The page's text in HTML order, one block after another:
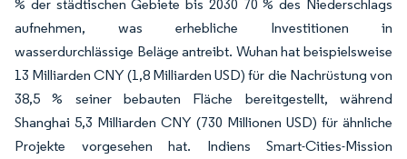
% der städtischen Gebiete bis 2030 70 % des Niederschlags
aufnehmen, was erhebliche Investitionen in
wasserdurchlässige Beläge antreibt. Wuhan hat beispielsweise
13 Milliarden CNY (1,8 Milliarden USD) für die Nachrüstung von
38,5 % seiner bebauten Fläche bereitgestellt, während
Shanghai 5,3 Milliarden CNY (730 Millionen USD) für ähnliche
Projekte vorgesehen hat. Indiens Smart-Cities-Mission